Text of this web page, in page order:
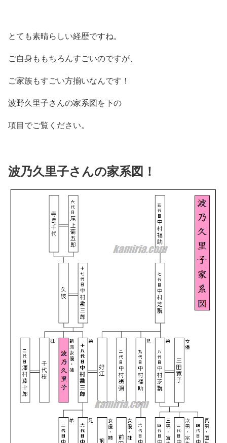
とても素晴らしい経歴ですね。
ご自身ももちろんすごいのですが、
ご家族もすごい方揃いなんです！
波野久里子さんの家系図を下の
項目でご覧ください。
波乃久里子さんの家系図！